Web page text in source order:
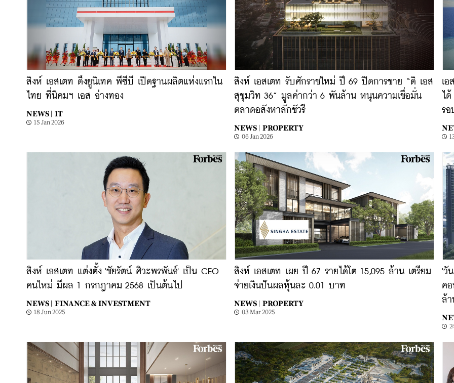
สิงห์ เอสเตท ดึงยูนิเทค พีซีบี เปิดฐานผลิตแห่งแรกใน
ไทย ที่นิคมฯ เอส อ่างทอง
NEWS | IT
15 Jan 2026
สิงห์ เอสเตท รับศักราชใหม่ ปี 69 ปิดการขาย “ดิ เอส
สุขุมวิท 36” มูลค่ากว่า 6 พันล้าน หนุนความเชื่อมั่น
ตลาดอสังหาลักชัวรี
NEWS | PROPERTY
06 Jan 2026
เอ
ไ
ร
สิงห์ เอสเตท แต่งตั้ง 'ชัยรัตน์ ศิวะพรพันธ์' เป็น CEO
คนใหม่ มีผล 1 กรกฎาคม 2568 เป็นต้นไป
NEWS | FINANCE & INVESTMENT
18 Jun 2025
สิงห์ เอสเตท เผย ปี 67 รายได้โต 15,095 ล้าน เตรียม
จ่ายเงินปันผลหุ้นละ 0.01 บาท
NEWS | PROPERTY
03 Mar 2025
'วั
คอ
ล้า